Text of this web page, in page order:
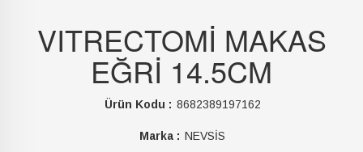
VITRECTOMİ MAKAS
EĞRİ 14.5CM
Ürün Kodu : 8682389197162
Marka : NEVSİS